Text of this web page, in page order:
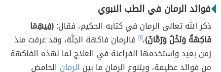
فوائد الرمان في الطب النبوي
ذكر الله تعالى الرمان في كتابه الحكيم، فقال:(فِيهِمَا
فَاكِهَةٌ وَنَخْلٌ وَرُمَّانٌ)،[١] فالرمان فاكهة الجنَّة، وقد عرفت منذ
زمن بعيد واستخدمها الفراعنة في العلاج لما لهذه الفاكهة
من فوائد عظيمة، ويتنوع الرمان ما بين الرمان الحامض